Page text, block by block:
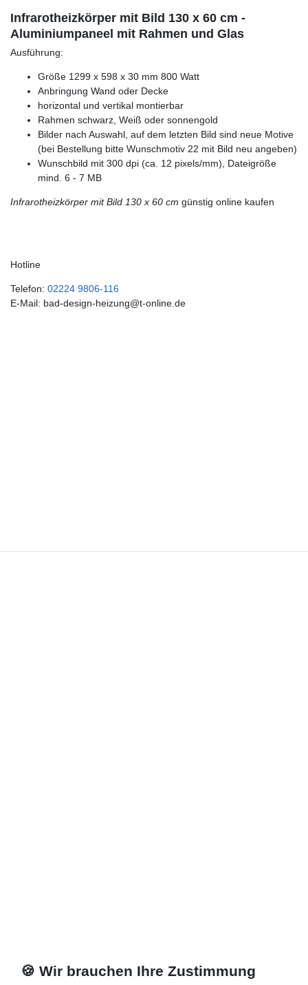
Infrarotheizkörper mit Bild 130 x 60 cm -
Aluminiumpaneel mit Rahmen und Glas
Ausführung:
Größe 1299 x 598 x 30 mm 800 Watt
Anbringung Wand oder Decke
horizontal und vertikal montierbar
Rahmen schwarz, Weiß oder sonnengold
Bilder nach Auswahl, auf dem letzten Bild sind neue Motive
(bei Bestellung bitte Wunschmotiv 22 mit Bild neu angeben)
Wunschbild mit 300 dpi (ca. 12 pixels/mm), Dateigröße
mind. 6 - 7 MB
Infrarotheizkörper mit Bild 130 x 60 cm günstig online kaufen
Hotline
Telefon: 02224 9806-116
E-Mail: bad-design-heizung@t-online.de
🍪 Wir brauchen Ihre Zustimmung